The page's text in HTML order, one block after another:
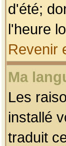
d'été;
l'heure
Revenir
Ma
Les
installé
traduit